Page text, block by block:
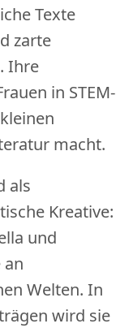
Texte
zarte
Ihre
in STEM-
macht.
als
Kreative:
und
Welten. In
wird sie